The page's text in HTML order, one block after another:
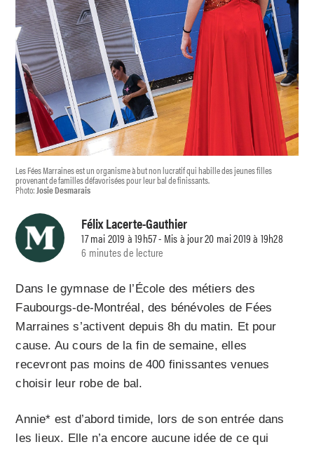
Les Fées Marraines est un organisme à but non lucratif qui habille des jeunes filles
provenant de familles défavorisées pour leur bal de finissants.
Photo: Josie Desmarais
Félix Lacerte-Gauthier
17 mai 2019 à 19h57 - Mis à jour 20 mai 2019 à 19h28
6 minutes de lecture
Dans le gymnase de l’École des métiers des
Faubourgs-de-Montréal, des bénévoles de Fées
Marraines s’activent depuis 8h du matin. Et pour
cause. Au cours de la fin de semaine, elles
recevront pas moins de 400 finissantes venues
choisir leur robe de bal.
Annie* est d’abord timide, lors de son entrée dans
les lieux. Elle n’a encore aucune idée de ce qui